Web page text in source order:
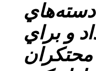
در دسته‌هاي
و براي
محتكران